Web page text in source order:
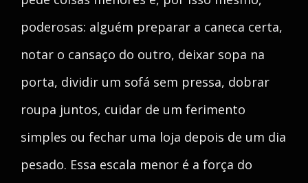
poderosas: alguém preparar a caneca certa,
notar o cansaço do outro, deixar sopa na
porta, dividir um sofá sem pressa, dobrar
roupa juntos, cuidar de um ferimento
simples ou fechar uma loja depois de um dia
pesado. Essa escala menor é a força do